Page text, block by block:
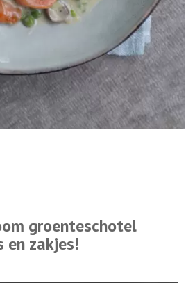
groenteschotel
en zakjes!